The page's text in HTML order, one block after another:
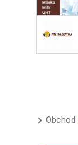
Obchod